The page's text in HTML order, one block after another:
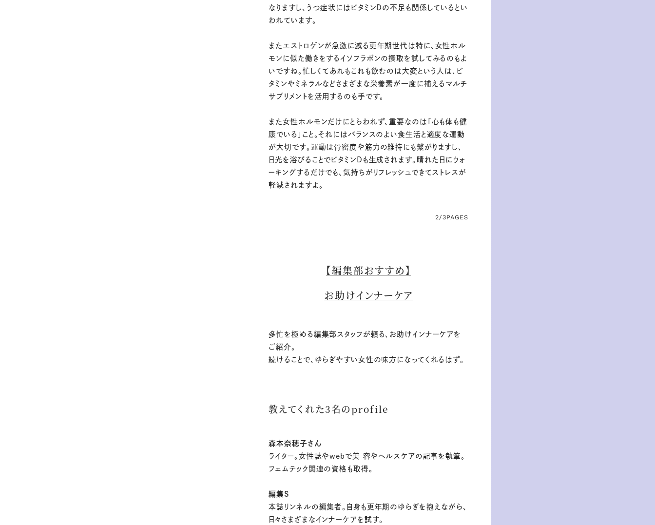
なりますし、うつ症状にはビタミンDの不足も関係しているとい
われています。
またエストロゲンが急激に減る更年期世代は特に、女性ホル
モンに似た働きをするイソフラボンの摂取を試してみるのもよ
いですね。忙しくてあれもこれも飲むのは大変という人は、ビ
タミンやミネラルなどさまざまな栄養素が一度に補えるマルチ
サプリメントを活用するのも手です。
また女性ホルモンだけにとらわれず、重要なのは「心も体も健
康でいる」こと。それにはバランスのよい食生活と適度な運動
が大切です。運動は骨密度や筋力の維持にも繋がりますし、
日光を浴びることでビタミンDも生成されます。晴れた日にウォ
ーキングするだけでも、気持ちがリフレッシュできてストレスが
軽減されますよ。
2/3PAGES
【編集部おすすめ】
お助けインナーケア
多忙を極める編集部スタッフが頼る、お助けインナーケアを
ご紹介。
続けることで、ゆらぎやすい女性の味方になってくれるはず。
教えてくれた3名のprofile
森本奈穂子さん
ライター。女性誌やwebで美 容やヘルスケアの記事を執筆。
フェムテック関連の資格も取得。
編集S
本誌リンネルの編集者。自身も更年期のゆらぎを抱えながら、
日々さまざまなインナーケアを試す。